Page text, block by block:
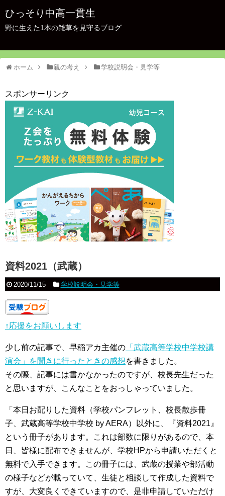
ひっそり中高一貫生
野に生えた1本の雑草を見守るブログ
ホーム 親の考え 学校説明会・見学等
スポンサーリンク
資料2021（武蔵）
2020/11/15 学校説明会・見学等
↑応援をお願いします
少し前の記事で、早稲アカ主催の 「武蔵高等学校中学校講
演会」を聞きに行ったときの感想を書きました。
その際、記事には書かなかったのですが、校長先生だった
と思いますが、こんなことをおっしゃっていました。
「本日お配りした資料（学校パンフレット、校長散歩冊
子、武蔵高等学校中学校 by AERA）以外に、『資料2021』
という冊子があります。これは部数に限りがあるので、本
日、皆様に配布できませんが、学校HPから申請いただくと
無料で入手できます。この冊子には、武蔵の授業や部活動
の様子などが載っていて、生徒と相談して作成した資料で
すが、大変良くできていますので、是非申請していただけ